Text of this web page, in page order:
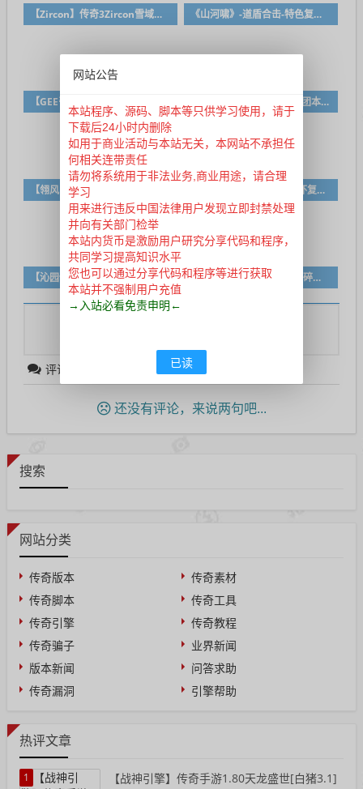
【Zircon】传奇3Zircon雪域珍藏修改版 《山河啸》-道盾合击-特色复古-《山河清明》姊妹篇
【翎风引擎】特色复古 76团本之战第二季传奇服务端 每周副本地图-修复版本-LF
【翎风引擎】老王独家情怀复古-三职业传奇版本-复古到轻轻变-强化极品-BUFF-多大陆–多地图–独家精品版
【沁园传奇】复古经典三职业服务端耐玩传奇版本 【翎风引擎】特色复古- 踏碎凌霄经典沉默三职业传奇版本
评论列表 976人围观）
还没有评论，来说两句吧...
搜索
网站分类
传奇版本
传奇素材
传奇脚本
传奇工具
传奇引擎
传奇教程
传奇骗子
业界新闻
版本新闻
问答求助
传奇漏洞
引擎帮助
热评文章
1
【战神引擎】传奇手游1.80天龙盛世[白猪3.1]
网站公告
本站程序、源码、脚本等只供学习使用，请于
下载后24小时内删除
如用于商业活动与本站无关，本网站不承担任
何相关连带责任
请勿将系统用于非法业务,商业用途，请合理
学习
用来进行违反中国法律用户发现立即封禁处理
并向有关部门检举
本站内货币是激励用户研究分享代码和程序，
共同学习提高知识水平
您也可以通过分享代码和程序等进行获取
本站并不强制用户充值
→入站必看免责申明←
已读